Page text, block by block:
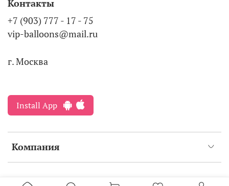
Компания
Контакты
+7 (903) 777 - 17 - 75
vip-balloons@mail.ru
г. Москва
Install App
Интернет-магазин создан на inSales